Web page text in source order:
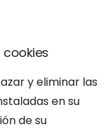
cookies
y eliminar las
en su
de su